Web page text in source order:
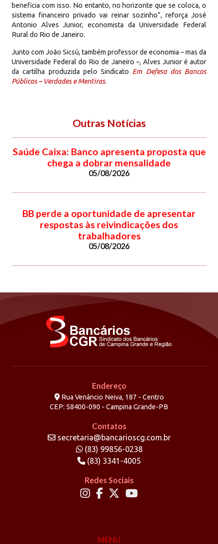
beneficia com isso. No entanto, no horizonte que se coloca, o
sistema financeiro privado vai reinar sozinho”, reforça José
Antonio Alves Junior, economista da Universidade Federal
Rural do Rio de Janeiro.
Junto com João Sicsú, também professor de economia – mas da
Universidade Federal do Rio de Janeiro –, Alves Junior é autor
da cartilha produzida pelo Sindicato Em Defesa dos Bancos
Públicos – Verdades e Mentiras.
Outras Notícias
Saúde Caixa: Banco apresenta proposta que
chega a dobrar mensalidade
05/08/2026
BB perde a oportunidade de apresentar
respostas às reivindicações dos
trabalhadores
05/08/2026
Endereço
Rua Venâncio Neiva, 187 - Centro
CEP: 58400-090 - Campina Grande-PB
Contatos
secretaria@bancarioscg.com.br
(83) 99856-0238
(83) 3341-4005
Redes Sociais
MENU